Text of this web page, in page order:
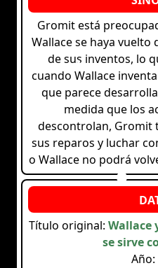
Gromit está
Wallace se haya
de sus inventos, lo
cuando Wallace
que parece
medida que los
descontrolan, Gromit
sus reparos y luchar
o Wallace no podrá
Título original: Wallace
se sirve
Año: